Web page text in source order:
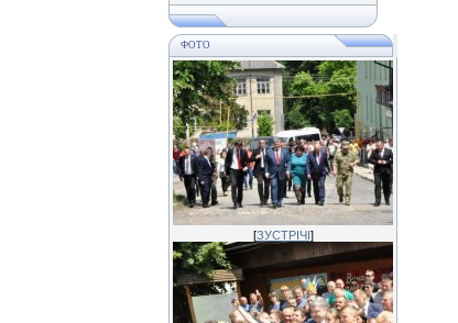
ФОТО
[ЗУСТРІЧІ]